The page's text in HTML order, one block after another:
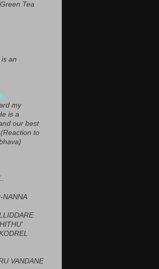
Tea
an
my
is a
our best
to
NANNA
VANDANE